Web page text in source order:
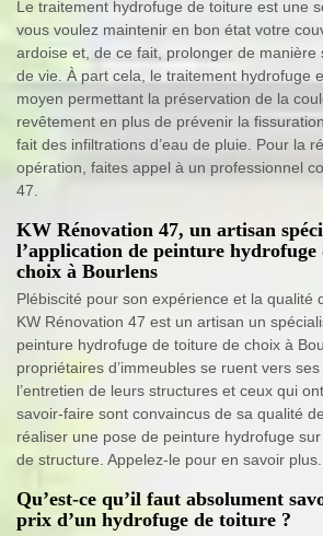
Le traitement hydrofuge de toiture est une
vous voulez maintenir en bon état votre
ardoise et, de ce fait, prolonger de manière
de vie. À part cela, le traitement hydrofuge
moyen permettant la préservation de la
revêtement en plus de prévenir la
fait des infiltrations d’eau de pluie. Pour la
opération, faites appel à un professionnel
47.
KW Rénovation 47, un artisan
l’application de peinture hydrofuge
choix à Bourlens
Plébiscité pour son expérience et la qualité
KW Rénovation 47 est un artisan un
peinture hydrofuge de toiture de choix à
propriétaires d’immeubles se ruent vers
l’entretien de leurs structures et ceux qui
savoir-faire sont convaincus de sa qualité
réaliser une pose de peinture hydrofuge sur
de structure. Appelez-le pour en savoir plus.
Qu’est-ce qu’il faut absolument
prix d’un hydrofuge de toiture ?